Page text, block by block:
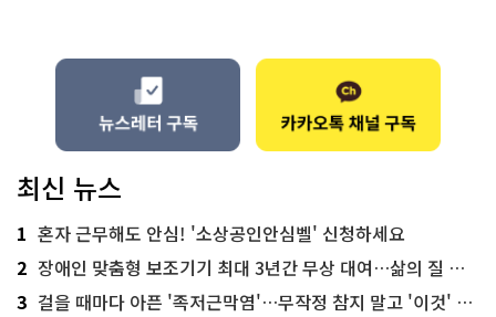
최신 뉴스
1 혼자 근무해도 안심! '소상공인안심벨' 신청하세요
2 장애인 맞춤형 보조기기 최대 3년간 무상 대여…삶의 질 높인다
3 걸을 때마다 아픈 '족저근막염'…무작정 참지 말고 '이것' 해보세요!